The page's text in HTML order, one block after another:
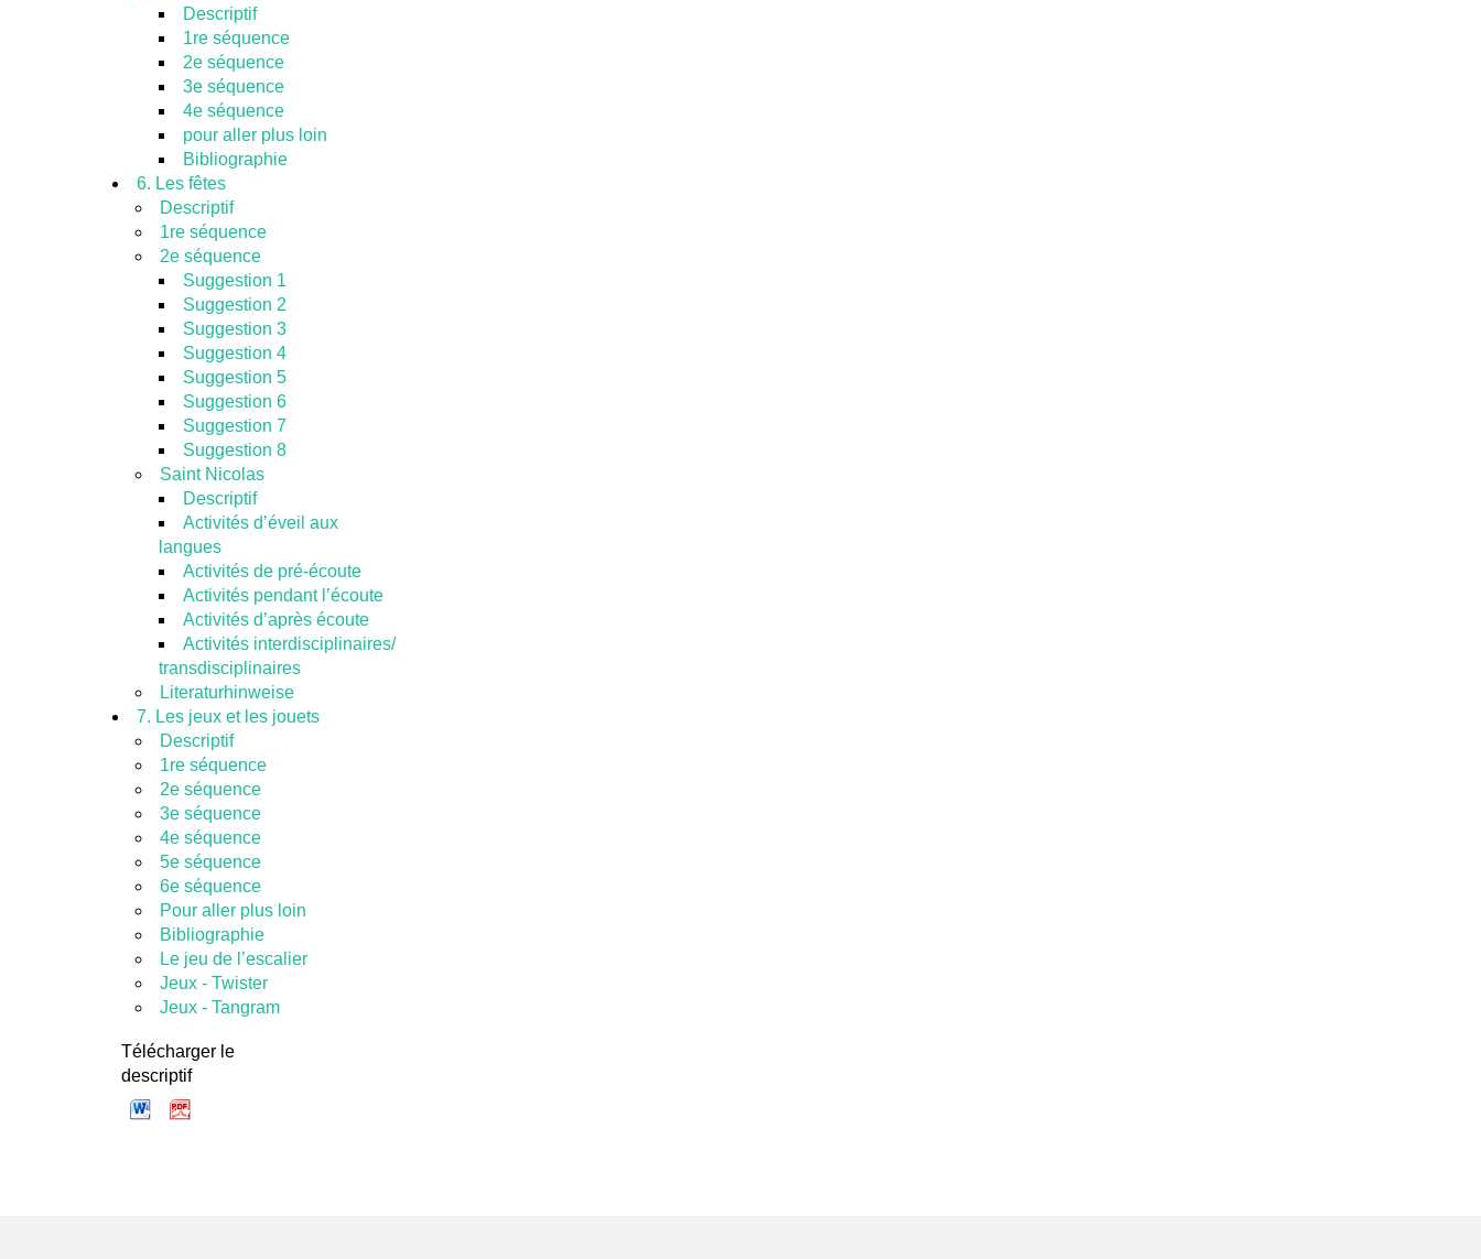
Descriptif
1re séquence
2e séquence
3e séquence
4e séquence
pour aller plus loin
Bibliographie
6. Les fêtes
Descriptif
1re séquence
2e séquence
Suggestion 1
Suggestion 2
Suggestion 3
Suggestion 4
Suggestion 5
Suggestion 6
Suggestion 7
Suggestion 8
Saint Nicolas
Descriptif
Activités d’éveil aux
langues
Activités de pré-écoute
Activités pendant l’écoute
Activités d’après écoute
Activités interdisciplinaires/
transdisciplinaires
Literaturhinweise
7. Les jeux et les jouets
Descriptif
1re séquence
2e séquence
3e séquence
4e séquence
5e séquence
6e séquence
Pour aller plus loin
Bibliographie
Le jeu de l’escalier
Jeux - Twister
Jeux - Tangram
Télécharger le
descriptif